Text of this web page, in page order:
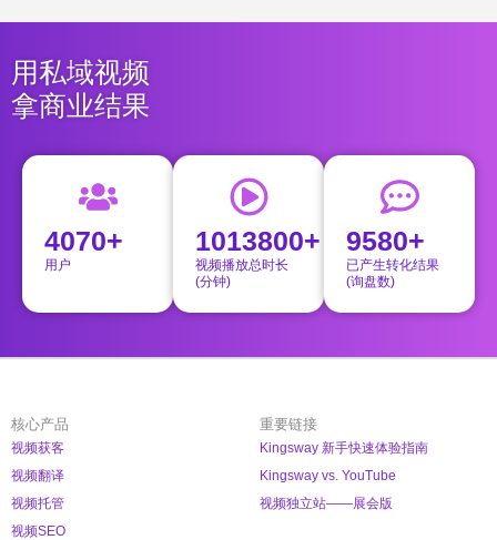
用私域视频
拿商业结果
4070+
用户
1013800+
视频播放总时长
(分钟)
9580+
已产生转化结果
(询盘数)
核心产品
视频获客
视频翻译
视频托管
视频SEO
重要链接
Kingsway 新手快速体验指南
Kingsway vs. YouTube
视频独立站——展会版